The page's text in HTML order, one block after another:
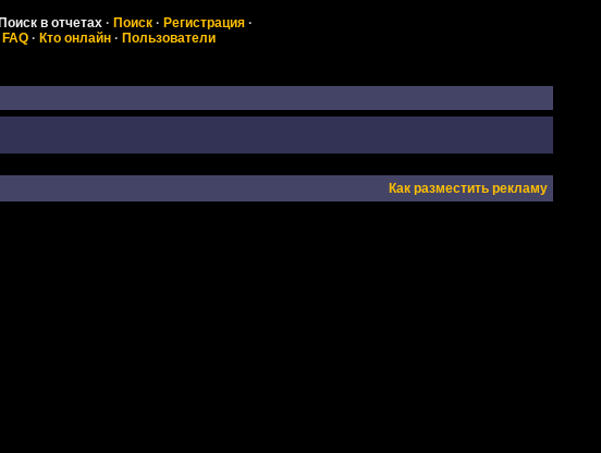
Поиск в отчетах· Поиск· Регистрация·
FAQ · Кто онлайн · Пользователи
Как разместить рекламу